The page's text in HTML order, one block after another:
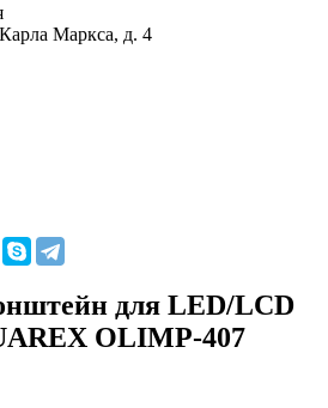
Маркса, д. 4
для LED/LCD
OLIMP-407